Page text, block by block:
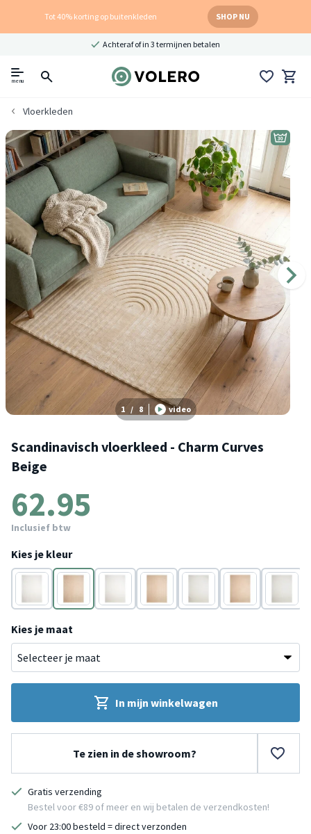
Tot 40% korting op buitenkleden SHOP NU
Achteraf of in 3 termijnen betalen
menu
Vloerkleden
1 / 8 video
Scandinavisch vloerkleed - Charm Curves
Beige
62.95
Inclusief btw
Kies je kleur
Wit Beige Wit Beige Wit Beige Wit
Kies je maat
In mijn winkelwagen
Te zien in de showroom?
Gratis verzending
Bestel voor €89 of meer en wij betalen de verzendkosten!
Voor 23:00 besteld = direct verzonden